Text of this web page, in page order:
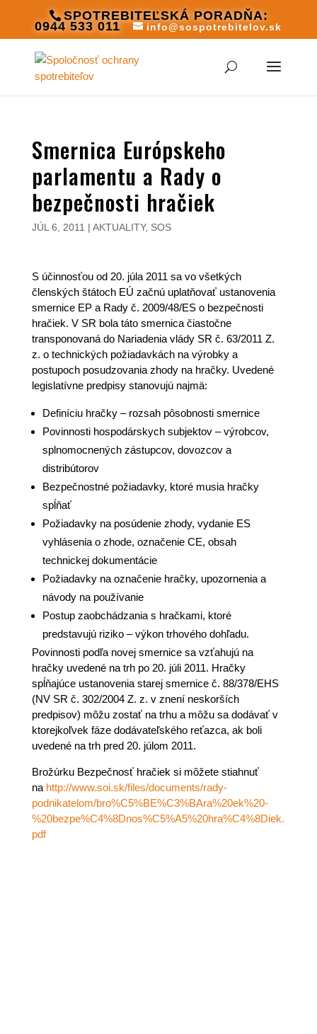
SPOTREBITEĽSKÁ PORADŇA:
0944 533 011 info@sospotrebitelov.sk
Smernica Európskeho
parlamentu a Rady o
bezpečnosti hračiek
JÚL 6, 2011 | AKTUALITY, SOS
S účinnosťou od 20. júla 2011 sa vo všetkých
členských štátoch EÚ začnú uplatňovať ustanovenia
smernice EP a Rady č. 2009/48/ES o bezpečnosti
hračiek. V SR bola táto smernica čiastočne
transponovaná do Nariadenia vlády SR č. 63/2011 Z.
z. o technických požiadavkách na výrobky a
postupoch posudzovania zhody na hračky. Uvedené
legislatívne predpisy stanovujú najmä:
Definíciu hračky – rozsah pôsobnosti smernice
Povinnosti hospodárskych subjektov – výrobcov,
splnomocnených zástupcov, dovozcov a
distribútorov
Bezpečnostné požiadavky, ktoré musia hračky
spĺňať
Požiadavky na posúdenie zhody, vydanie ES
vyhlásenia o zhode, označenie CE, obsah
technickej dokumentácie
Požiadavky na označenie hračky, upozornenia a
návody na používanie
Postup zaobchádzania s hračkami, ktoré
predstavujú riziko – výkon trhového dohľadu.
Povinnosti podľa novej smernice sa vzťahujú na
hračky uvedené na trh po 20. júli 2011. Hračky
spĺňajúce ustanovenia starej smernice č. 88/378/EHS
(NV SR č. 302/2004 Z. z. v znení neskorších
predpisov) môžu zostať na trhu a môžu sa dodávať v
ktorejkoľvek fáze dodávateľského reťazca, ak boli
uvedené na trh pred 20. júlom 2011.
Brožúrku Bezpečnosť hračiek si môžete stiahnuť
na http://www.soi.sk/files/documents/rady-
podnikatelom/bro%C5%BE%C3%BAra%20ek%20-
%20bezpe%C4%8Dnos%C5%A5%20hra%C4%8Diek.
pdf